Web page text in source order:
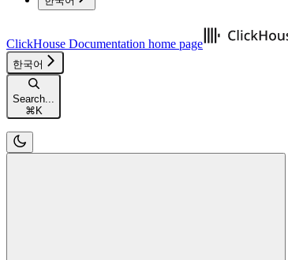
ClickHouse Documentation home page
한국어
Search...
⌘K